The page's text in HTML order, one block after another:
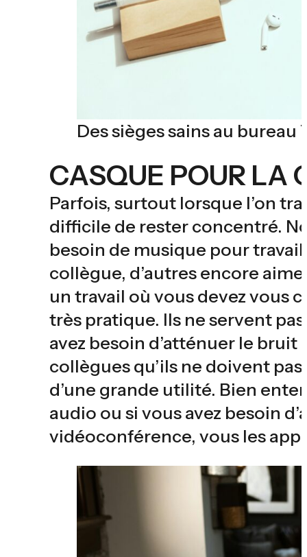
Des sièges sains au bureau
CASQUE POUR LA
Parfois, surtout lorsque l’on
difficile de rester concentré.
besoin de musique pour
collègue, d’autres encore
un travail où vous devez vous
très pratique. Ils ne servent
avez besoin d’atténuer le
collègues qu’ils ne doivent
d’une grande utilité. Bien
audio ou si vous avez besoin
vidéoconférence, vous les